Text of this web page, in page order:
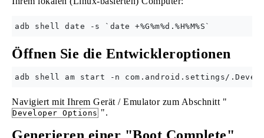
Öffnen Sie die Entwickleroptionen
Navigiert mit Ihrem Gerät / Emulator zum Abschnitt "
Developer Options ".